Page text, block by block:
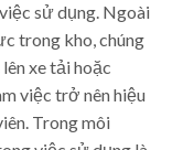
sử dụng. Ngoài
trong kho, chúng
xe tải hoặc
việc trở nên hiệu
Trong môi